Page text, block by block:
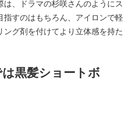
、ドラマの杉咲さんのようにス
すのはもちろん、 アイロンで軽
ング剤を付けてより立体感を持た
は黒髪ショートボ